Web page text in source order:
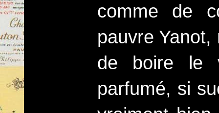
comme de
pauvre
de boire le
parfumé, si